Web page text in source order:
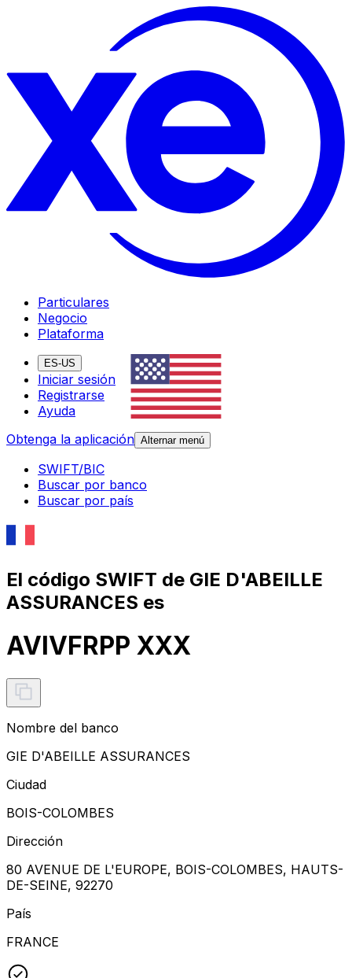
Particulares
Negocio
Plataforma
ES-US
Iniciar sesión
Registrarse
Ayuda
Obtenga la aplicación Alternar menú
SWIFT/BIC
Buscar por banco
Buscar por país
El código SWIFT de GIE D'ABEILLE
ASSURANCES es
AVIVFRPP XXX
Nombre del banco
GIE D'ABEILLE ASSURANCES
Ciudad
BOIS-COLOMBES
Dirección
80 AVENUE DE L'EUROPE, BOIS-COLOMBES, HAUTS-
DE-SEINE, 92270
País
FRANCE